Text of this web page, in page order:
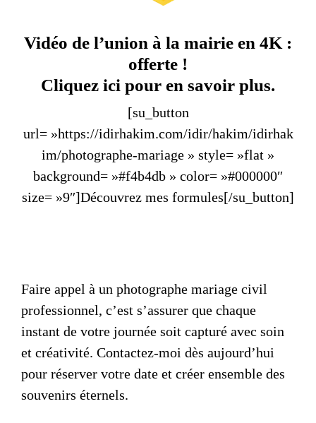
Vidéo de l’union à la mairie en 4K :
offerte !
Cliquez ici pour en savoir plus.
[su_button
url= »https://idirhakim.com/idir/hakim/idirhak
im/photographe-mariage » style= »flat »
background= »#f4b4db » color= »#000000″
size= »9″]Découvrez mes formules[/su_button]
Faire appel à un photographe mariage civil
professionnel, c’est s’assurer que chaque
instant de votre journée soit capturé avec soin
et créativité. Contactez-moi dès aujourd’hui
pour réserver votre date et créer ensemble des
souvenirs éternels.